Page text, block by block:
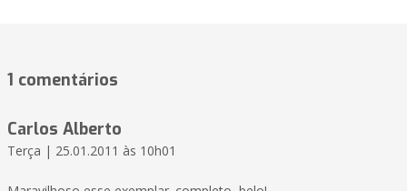
1 comentários
Carlos Alberto
Terça | 25.01.2011 às 10h01